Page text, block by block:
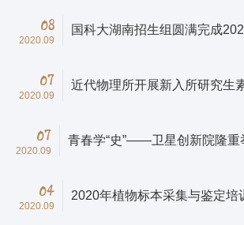
08
2020.09
国科大湖南招生组圆满完成
07
2020.09
近代物理所开展新入所研究生
07
2020.09
青春学“史”——卫星创新院隆重
04
2020.09
2020年植物标本采集与鉴定培